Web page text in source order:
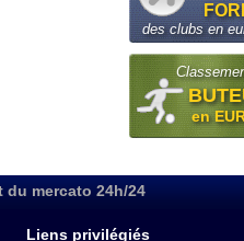
des clubs en
en
mercato 24h/24
Liens privilégiés